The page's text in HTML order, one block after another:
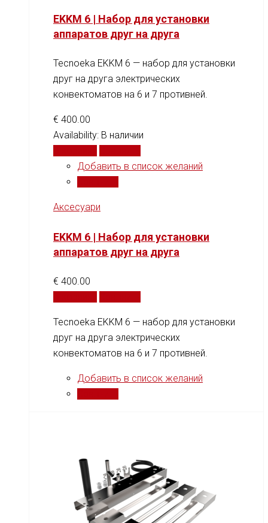
EKKM 6 | Набор для установки
аппаратов друг на друга
Tecnoeka EKKM 6 — набор для установки
друг на друга электрических
конвектоматов на 6 и 7 противней.
€ 400.00
Availability: В наличии
Добавить в список желаний
Аксесуари
EKKM 6 | Набор для установки
аппаратов друг на друга
€ 400.00
Tecnoeka EKKM 6 — набор для установки
друг на друга электрических
конвектоматов на 6 и 7 противней.
Добавить в список желаний